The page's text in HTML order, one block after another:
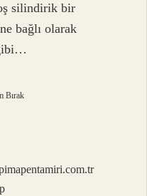
silindirik bir
bağlı olarak
Bırak